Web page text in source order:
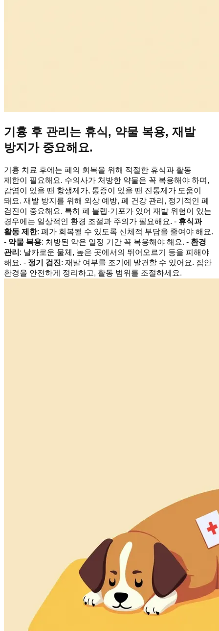
기흉 후 관리는 휴식, 약물 복용, 재발
방지가 중요해요.
기흉 치료 후에는 폐의 회복을 위해 적절한 휴식과 활동
제한이 필요해요. 수의사가 처방한 약물은 꼭 복용해야 하며,
감염이 있을 땐 항생제가, 통증이 있을 땐 진통제가 도움이
돼요. 재발 방지를 위해 외상 예방, 폐 건강 관리, 정기적인 폐
검진이 중요해요. 특히 폐 블렙·기포가 있어 재발 위험이 있는
경우에는 일상적인 환경 조절과 주의가 필요해요. - 휴식과
활동 제한: 폐가 회복될 수 있도록 신체적 부담을 줄여야 해요.
- 약물 복용: 처방된 약은 일정 기간 꼭 복용해야 해요. - 환경
관리 : 날카로운 물체, 높은 곳에서의 뛰어오르기 등을 피해야
해요. - 정기 검진: 재발 여부를 조기에 발견할 수 있어요. 집안
환경을 안전하게 정리하고, 활동 범위를 조절하세요.